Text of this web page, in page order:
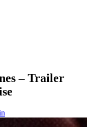
– Trailer